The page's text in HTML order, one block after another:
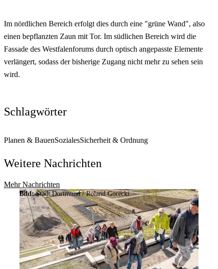
Im nördlichen Bereich erfolgt dies durch eine "grüne Wand", also
einen bepflanzten Zaun mit Tor. Im südlichen Bereich wird die
Fassade des Westfalenforums durch optisch angepasste Elemente
verlängert, sodass der bisherige Zugang nicht mehr zu sehen sein
wird.
Schlagwörter
Planen & BauenSozialesSicherheit & Ordnung
Weitere Nachrichten
Mehr Nachrichten
Bild:Stadt Dortmund / Roland Gorecki